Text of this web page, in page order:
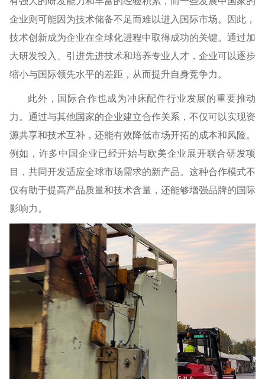
企业则可能因为技术储备不足而难以进入国际市场。因此，
技术创新成为企业在全球化进程中取得成功的关键。通过加
大研发投入、引进先进技术和培养专业人才，企业可以逐步
缩小与国际领先水平的差距，从而提升自身竞争力。
此外，国际合作也成为冲床配件行业发展的重要推动
力。通过与其他国家的企业建立合作关系，不仅可以实现资
源共享和技术互补，还能有效降低市场开拓的成本和风险。
例如，许多中国企业已经开始与欧美企业展开联合研发项
目，共同开发适应全球市场需求的新产品。这种合作模式不
仅有助于提高产品质量和技术含量，还能够增强品牌的国际
影响力。